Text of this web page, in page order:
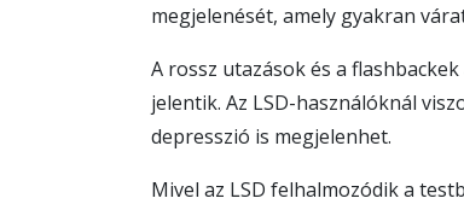
megjelenését, amely gyakran
A rossz utazások és a
jelentik. Az LSD-használóknál
depresszió is megjelenhet.
Mivel az LSD felhalmozódik a